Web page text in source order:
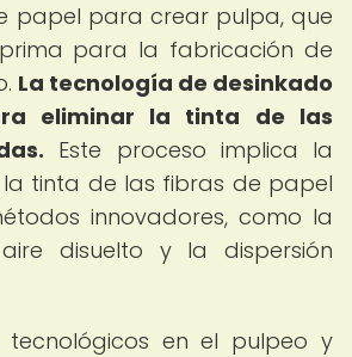
papel para crear pulpa, que
para la fabricación de
La tecnología de desinkado
eliminar la tinta de las
Este proceso implica la
tinta de las fibras de papel
innovadores, como la
disuelto y la dispersión
tecnológicos en el pulpeo y